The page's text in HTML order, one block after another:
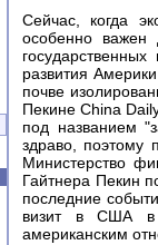
Сейчас, когда
особенно важен
развития
почве
Пекине China
под названием
здраво, поэтому
Министерство
Гайтнера Пекин
последние
визит в США в
американским